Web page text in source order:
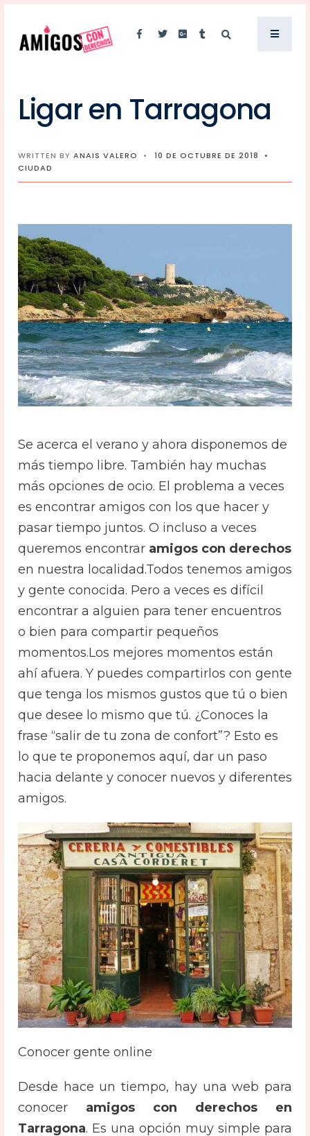
Ligar en Tarragona
WRITTEN BY ANAIS VALERO • 10 DE OCTUBRE DE 2018
•
CIUDAD
Se acerca el verano y ahora disponemos de
más tiempo libre. También hay muchas
más opciones de ocio. El problema a veces
es encontrar amigos con los que hacer y
pasar tiempo juntos. O incluso a veces
queremos encontrar amigos con derechos
en nuestra localidad.Todos tenemos amigos
y gente conocida. Pero a veces es difícil
encontrar a alguien para tener encuentros
o bien para compartir pequeños
momentos.Los mejores momentos están
ahí afuera. Y puedes compartirlos con gente
que tenga los mismos gustos que tú o bien
que desee lo mismo que tú. ¿Conoces la
frase “salir de tu zona de confort”? Esto es
lo que te proponemos aquí, dar un paso
hacia delante y conocer nuevos y diferentes
amigos.
Conocer gente online
Desde hace un tiempo, hay una web para
conocer amigos con derechos en
Tarragona. Es una opción muy simple para